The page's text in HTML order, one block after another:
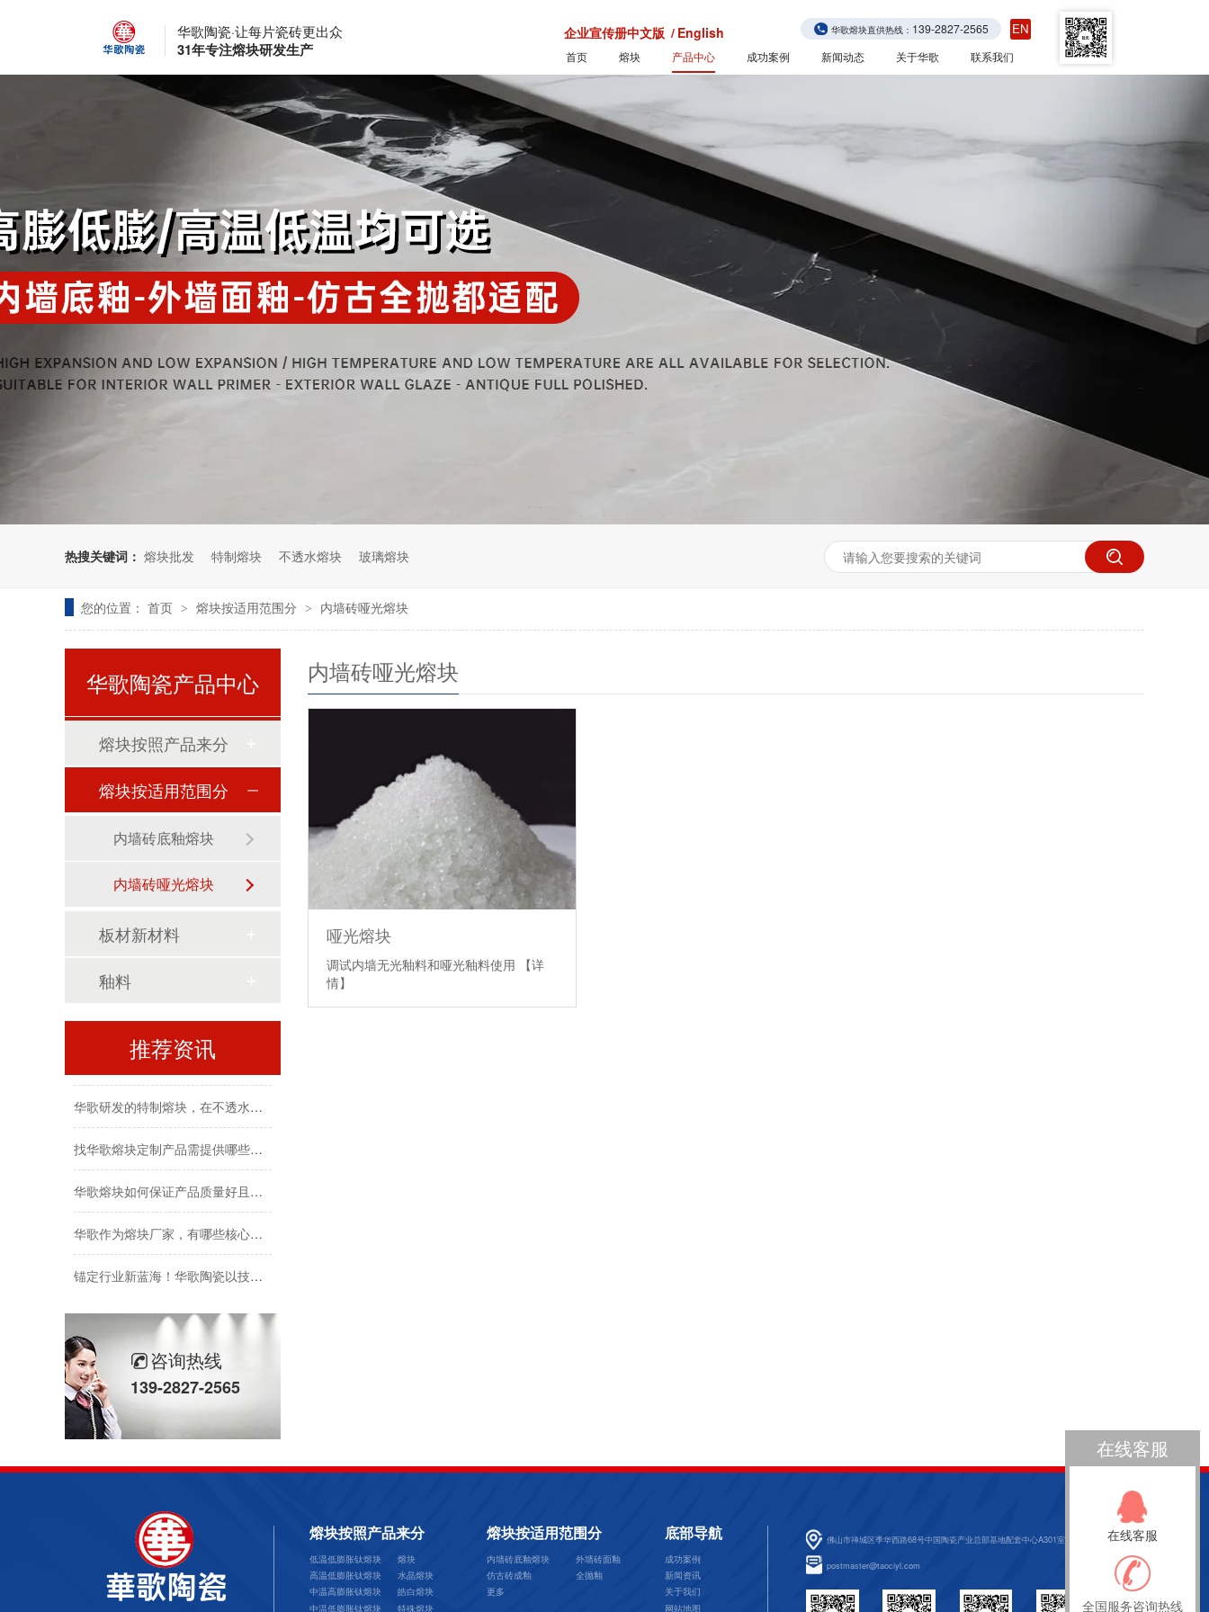
企业宣传册中文版 / English 华歌熔块直供热线： 139-2827-2565 EN
华歌陶瓷·让每片瓷砖更出众
31年专注熔块研发生产
首页 熔块
低温低膨胀钛熔块
高温低膨胀钛熔块
中温高膨胀钛熔块
高温高膨胀钛熔块
产品中心
钛熔块
水晶熔块
特殊熔块
外墙砖面釉
成功案例 新闻动态
常见问答
展会播报
视频中心
关于华歌 联系我们
热搜关键词： 熔块批发 特制熔块 不透水熔块 玻璃熔块
您的位置： 首页 > 熔块按适用范围分 > 内墙砖哑光熔块
内墙砖哑光熔块
哑光熔块
调试内墙无光釉料和哑光釉料使用
【详
情】
华歌陶瓷产品中心
熔块按照产品来分
熔块按适用范围分
内墙砖底釉熔块
内墙砖哑光熔块
板材新材料
釉料
推荐资讯
系列不透水底釉熔块上新！华歌熔块持续拓展产品矩阵
熔块在储存时对环境温湿度有何要求？
咨询热线
139-2827-2565
熔块按照产品来分
低温低膨胀钛熔块
熔块
高温低膨胀钛熔块
水晶熔块
中温高膨胀钛熔块
皓白熔块
中温低膨胀钛熔块
特殊熔块
熔块按适用范围分
内墙砖底釉熔块
外墙砖面釉
仿古砖成釉
全抛釉
更多
底部导航
成功案例
新闻资讯
关于我们
网站地图
佛山市禅城区季华西路68号中国陶瓷产业总部基地配套中心A301室
postmaster@taociyl.com
在线客服
在线客服
全国服务咨询热线